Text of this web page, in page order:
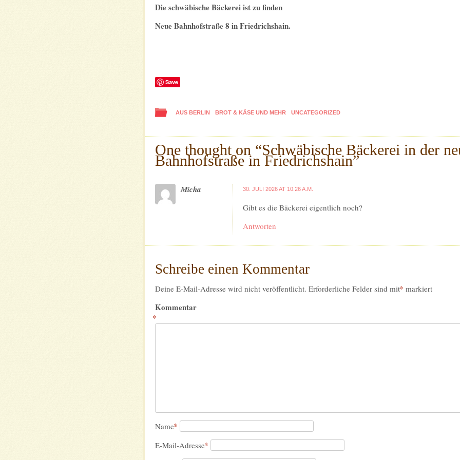
Die schwäbische Bäckerei ist zu finden
Neue Bahnhofstraße 8 in Friedrichshain.
Save
AUS BERLIN BROT & KÄSE UND MEHR UNCATEGORIZED
One thought on “Schwäbische Bäckerei in der
Bahnhofstraße in Friedrichshain”
Micha 30. JULI 2026 AT 10:26 A.M.
Gibt es die Bäckerei eigentlich noch?
Antworten
Schreibe einen Kommentar
Deine E-Mail-Adresse wird nicht veröffentlicht. Erforderliche Felder sind mit* markiert
Kommentar
*
Name*
E-Mail-Adresse*